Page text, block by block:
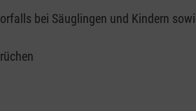
bei Säuglingen und Kindern